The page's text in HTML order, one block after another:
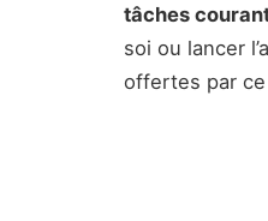
tâches
soi ou lancer
offertes par